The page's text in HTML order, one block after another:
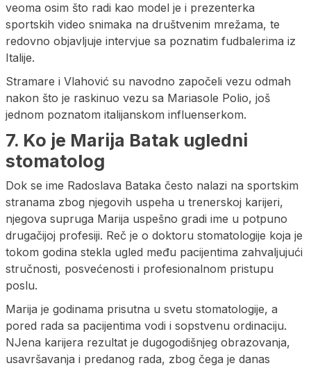
veoma osim što radi kao model je i prezenterka
sportskih video snimaka na društvenim mrežama, te
redovno objavljuje intervjue sa poznatim fudbalerima iz
Italije.
Stramare i Vlahović su navodno započeli vezu odmah
nakon što je raskinuo vezu sa Mariasole Polio, još
jednom poznatom italijanskom influenserkom.
7. Ko je Marija Batak ugledni
stomatolog
Dok se ime Radoslava Bataka često nalazi na sportskim
stranama zbog njegovih uspeha u trenerskoj karijeri,
njegova supruga Marija uspešno gradi ime u potpuno
drugačijoj profesiji. Reč je o doktoru stomatologije koja je
tokom godina stekla ugled među pacijentima zahvaljujući
stručnosti, posvećenosti i profesionalnom pristupu
poslu.
Marija je godinama prisutna u svetu stomatologije, a
pored rada sa pacijentima vodi i sopstvenu ordinaciju.
NJena karijera rezultat je dugogodišnjeg obrazovanja,
usavršavanja i predanog rada, zbog čega je danas